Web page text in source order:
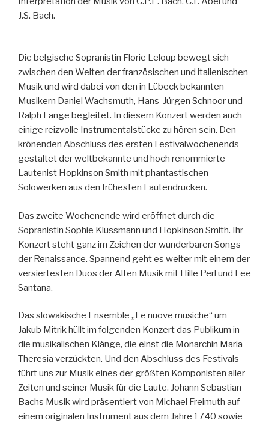
J.S. Bach.
Die belgische Sopranistin Florie Leloup bewegt sich
zwischen den Welten der französischen und italienischen
Musik und wird dabei von den in Lübeck bekannten
Musikern Daniel Wachsmuth, Hans-Jürgen Schnoor und
Ralph Lange begleitet. In diesem Konzert werden auch
einige reizvolle Instrumentalstücke zu hören sein. Den
krönenden Abschluss des ersten Festivalwochenends
gestaltet der weltbekannte und hoch renommierte
Lautenist Hopkinson Smith mit phantastischen
Solowerken aus den frühesten Lautendrucken.
Das zweite Wochenende wird eröffnet durch die
Sopranistin Sophie Klussmann und Hopkinson Smith. Ihr
Konzert steht ganz im Zeichen der wunderbaren Songs
der Renaissance. Spannend geht es weiter mit einem der
versiertesten Duos der Alten Musik mit Hille Perl und Lee
Santana.
Das slowakische Ensemble „Le nuove musiche“ um
Jakub Mitrik hüllt im folgenden Konzert das Publikum in
die musikalischen Klänge, die einst die Monarchin Maria
Theresia verzückten. Und den Abschluss des Festivals
führt uns zur Musik eines der größten Komponisten aller
Zeiten und seiner Musik für die Laute. Johann Sebastian
Bachs Musik wird präsentiert von Michael Freimuth auf
einem originalen Instrument aus dem Jahre 1740 sowie